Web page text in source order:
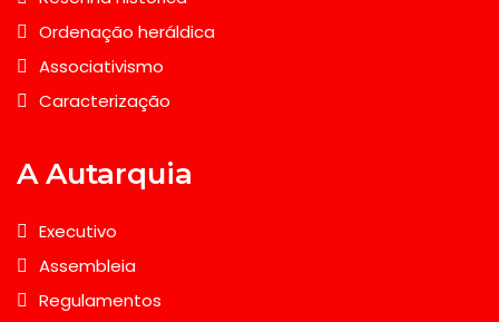
Ordenação heráldica
Associativismo
Caracterização
A Autarquia
Executivo
Assembleia
Regulamentos